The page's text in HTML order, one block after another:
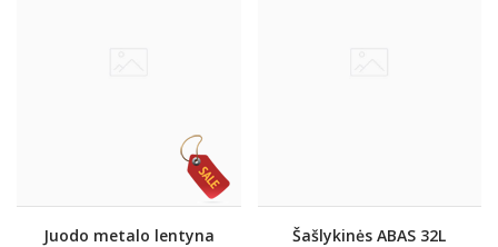
Juodo metalo lentyna
Šašlykinės ABAS 32L